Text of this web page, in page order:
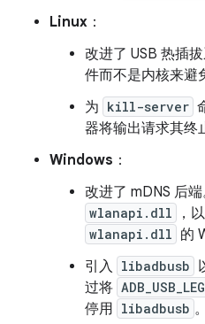
Linux ：
改进了 USB 热插
件而不是内核来避
为 kill-server
器将输出请求其终
Windows ：
改进了 mDNS 后
wlanapi.dll ，
wlanapi.dll 的
引入 libadbusb
过将
停用 libadbusb 。